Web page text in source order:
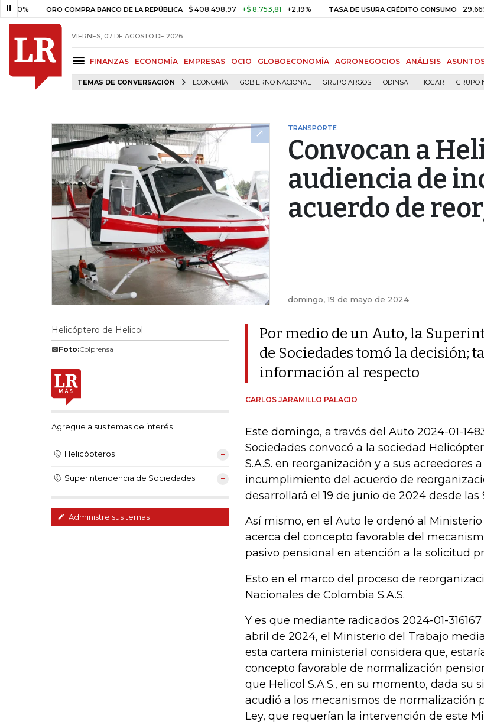
ORO COMPRA BANCO DE LA REPÚBLICA $ 408.498,97 +$ 8.753,81 +2,19% TASA DE USURA CRÉDITO CONSUMO 29,66%
VIERNES, 07 DE AGOSTO DE 2026
FINANZAS ECONOMÍA EMPRESAS OCIO GLOBOECONOMÍA AGRONEGOCIOS ANÁLISIS
TEMAS DE CONVERSACIÓN ECONOMÍA GOBIERNO NACIONAL GRUPO ARGOS ODINSA HOGAR GRUPO
TRANSPORTE
Convocan a
audiencia de
acuerdo de
domingo, 19 de mayo de 2024
Helicóptero de Helicol
Foto:Colprensa
Agregue a sus temas de interés
Helicópteros
Superintendencia de Sociedades
Administre sus temas
Por medio de un Auto, la
de Sociedades tomó la decisión;
información al respecto
CARLOS JARAMILLO PALACIO
Este domingo, a través del Auto 2024-01-
Sociedades convocó a la sociedad
S.A.S. en reorganización y a sus acreedores
incumplimiento del acuerdo de
desarrollará el 19 de junio de 2024 desde las
Así mismo, en el Auto le ordenó al
acerca del concepto favorable del
pasivo pensional en atención a la solicitud
Esto en el marco del proceso de
Nacionales de Colombia S.A.S.
Y es que mediante radicados 2024-01-
abril de 2024, el Ministerio del Trabajo
esta cartera ministerial considera que,
concepto favorable de normalización
que Helicol S.A.S., en su momento, dada su
acudió a los mecanismos de normalización
Ley, que requerían la intervención de este